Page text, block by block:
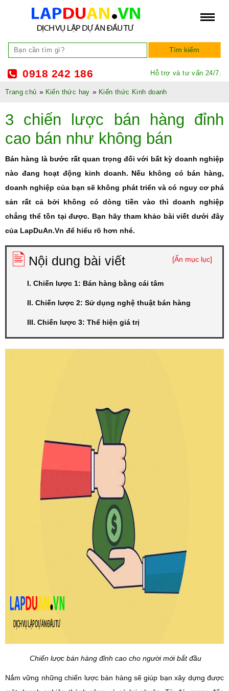
0918 242 186 Hỗ trợ và tư vấn 24/7.
Trang chủ » Kiến thức hay » Kiến thức Kinh doanh
3 chiến lược bán hàng đỉnh
cao bán như không bán
Bán hàng là bước rất quan trọng đối với bất kỳ doanh nghiệp
nào đang hoạt động kinh doanh. Nếu không có bán hàng,
doanh nghiệp của bạn sẽ không phát triển và có nguy cơ phá
sản rất cả bởi không có dòng tiền vào thì doanh nghiệp
chẳng thể tồn tại được. Bạn hãy tham khảo bài viết dưới đây
của LapDuAn.Vn để hiểu rõ hơn nhé.
🖹 Nội dung bài viết [Ẩn mục lục]
I. Chiến lược 1: Bán hàng bằng cái tâm
II. Chiến lược 2: Sử dụng nghệ thuật bán hàng
III. Chiến lược 3: Thể hiện giá trị
Chiến lược bán hàng đỉnh cao cho người mới bắt đầu
Nắm vững những chiến lược bán hàng sẽ giúp bạn xây dựng được